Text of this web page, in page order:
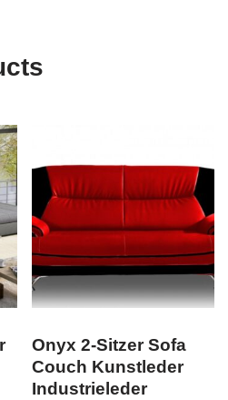
Onyx 2-Sitzer Sofa
Couch Kunstleder
Industrieleder